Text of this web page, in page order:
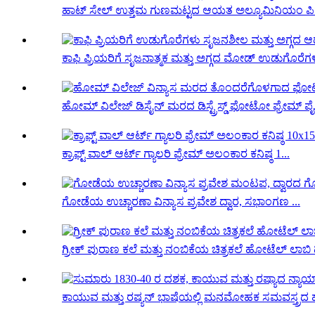
ಹಾಟ್ ಸೇಲ್ ಉತ್ತಮ ಗುಣಮಟ್ಟದ ಆಯತ ಅಲ್ಯೂಮಿನಿಯಂ
ಕಾಫಿ ಪ್ರಿಯರಿಗೆ ಸೃಜನಾತ್ಮಕ ಮತ್ತು ಅಗ್ಗದ ಮೋಡ್
ಹೋಮ್ ವಿಲೇಜ್ ಡಿಸೈನ್ ಮರದ ಡಿಸ್ಟ್ರೆಸ್ಡ್ ಫೋಟೋ ಫ್ರೇಮ್
ಕ್ರಾಫ್ಟ್ ವಾಲ್ ಆರ್ಟ್ ಗ್ಯಾಲರಿ ಫ್ರೇಮ್ ಅಲಂಕಾರ ಕನಿಷ್ಠ 1...
ಗೋಡೆಯ ಉಚ್ಚಾರಣಾ ವಿನ್ಯಾಸ ಪ್ರವೇಶ ದ್ವಾರ, ಸಭಾಂಗಣ ...
ಗ್ರೀಕ್ ಪುರಾಣ ಕಲೆ ಮತ್ತು ನಂಬಿಕೆಯ ಚಿತ್ರಕಲೆ ಹೋಟೆಲ್ ಲಾಬಿ
ಕಾಯುವ ಮತ್ತು ರಷ್ಯನ್ ಭಾಷೆಯಲ್ಲಿ ಮನಮೋಹಕ ಸಮವಸ್ತ್ರದ